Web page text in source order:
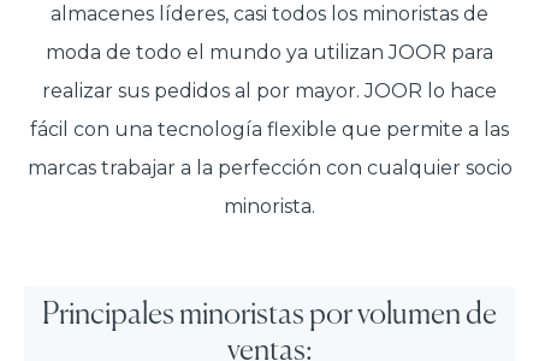
almacenes líderes, casi todos los minoristas de
moda de todo el mundo ya utilizan JOOR para
realizar sus pedidos al por mayor. JOOR lo hace
fácil con una tecnología flexible que permite a las
marcas trabajar a la perfección con cualquier socio
minorista.
Principales minoristas por volumen de
ventas: